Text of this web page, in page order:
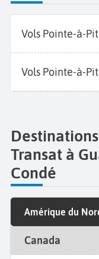
Vols Pointe-à-
Vols Pointe-à-
Transat à
Condé
Amérique du
Canada